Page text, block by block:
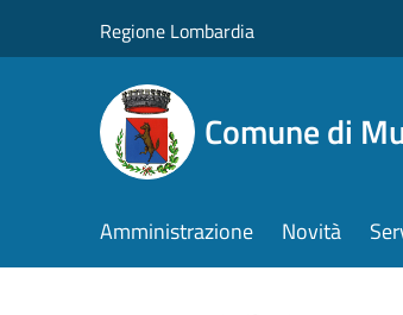
Regione Lombardia
Comune di
Amministrazione Novità